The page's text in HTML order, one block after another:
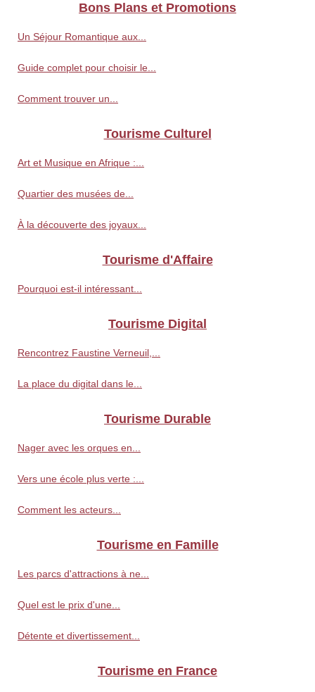
Bons Plans et Promotions
Un Séjour Romantique aux...
Guide complet pour choisir le...
Comment trouver un...
Tourisme Culturel
Art et Musique en Afrique :...
Quartier des musées de...
À la découverte des joyaux...
Tourisme d'Affaire
Pourquoi est-il intéressant...
Tourisme Digital
Rencontrez Faustine Verneuil,...
La place du digital dans le...
Tourisme Durable
Nager avec les orques en...
Vers une école plus verte :...
Comment les acteurs...
Tourisme en Famille
Les parcs d'attractions à ne...
Quel est le prix d'une...
Détente et divertissement...
Tourisme en France